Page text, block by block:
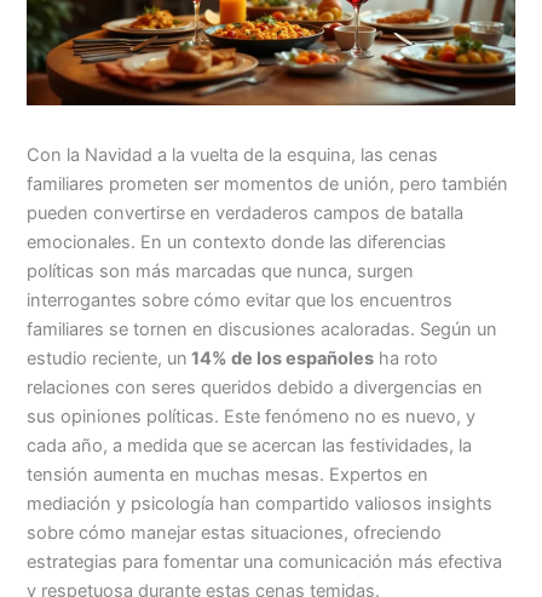
Con la Navidad a la vuelta de la esquina, las cenas
familiares prometen ser momentos de unión, pero también
pueden convertirse en verdaderos campos de batalla
emocionales. En un contexto donde las diferencias
políticas son más marcadas que nunca, surgen
interrogantes sobre cómo evitar que los encuentros
familiares se tornen en discusiones acaloradas. Según un
estudio reciente, un 14% de los españoles ha roto
relaciones con seres queridos debido a divergencias en
sus opiniones políticas. Este fenómeno no es nuevo, y
cada año, a medida que se acercan las festividades, la
tensión aumenta en muchas mesas. Expertos en
mediación y psicología han compartido valiosos insights
sobre cómo manejar estas situaciones, ofreciendo
estrategias para fomentar una comunicación más efectiva
y respetuosa durante estas cenas temidas.